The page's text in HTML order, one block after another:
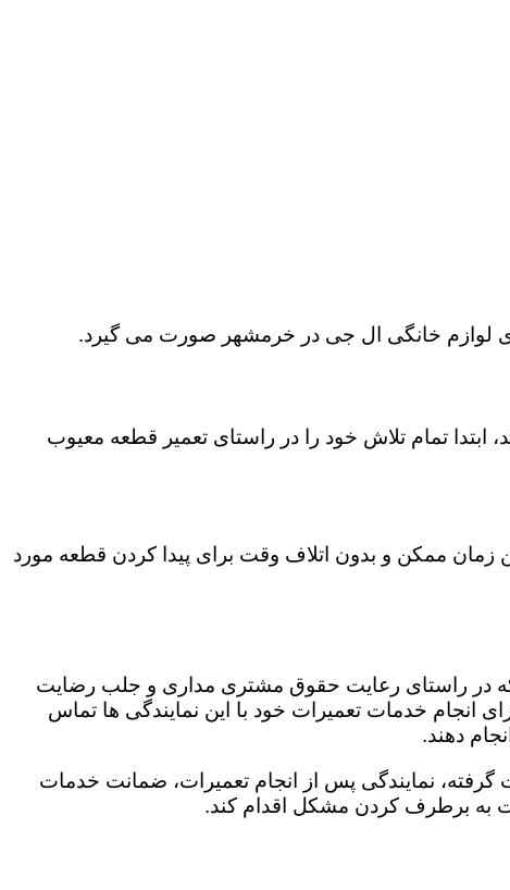
لوازم خانگی ال جی در خرمشهر صورت می گیرد.
تمام تلاش خود را در راستای تعمیر قطعه معیوب
زمان ممکن و بدون اتلاف وقت برای پیدا کردن قطعه مورد
در راستای رعایت حقوق مشتری مداری و جلب رضایت
خدمات تعمیرات خود با این نمایندگی ها تماس
دهند.
نمایندگی پس از انجام تعمیرات، ضمانت خدمات
به برطرف کردن مشکل اقدام کند.